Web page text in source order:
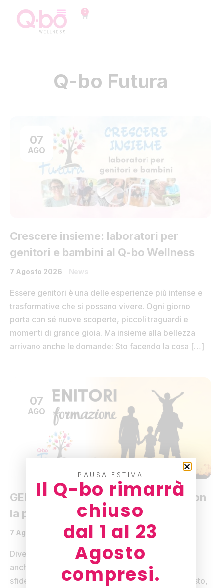
0
Q-bo Futura
07
AGO
Crescere insieme: laboratori per
genitori e bambini al Q-bo Wellness
7 Agosto 2026 News
Essere genitori è una delle esperienze più intense e
trasformative che si possano vivere. Ogni giorno
porta con sé nuove scoperte, piccoli traguardi e
momenti di grande gioia. Ma insieme alla bellezza
arrivano anche le domande: Sto facendo la cosa […]
07
AGO
GENITORI in-formazione: incontri con
la pedagogista Monica Rizzieri
7 Agosto 2026 News
Diventare genitori è un viaggio meraviglioso, ma
anche complesso: ogni giorno porta con sé nuove
sfide, domande e opportunità di crescita. Per questo,
PAUSA ESTIVA
Il Q-bo rimarrà
chiuso
dal 1 al 23
Agosto
compresi.